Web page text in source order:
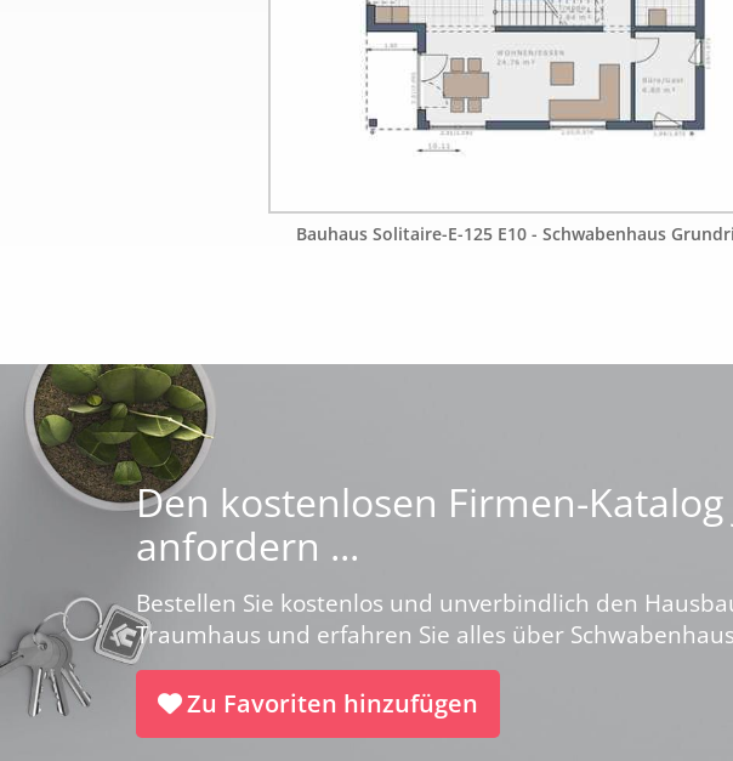
Bauhaus Solitaire-E-125 E10 - Schwabenhaus
Den kostenlosen Firmen-
anfordern ...
Bestellen Sie kostenlos und unverbindlich den
Traumhaus und erfahren Sie alles über Schwabenhaus
Zu Favoriten hinzufügen